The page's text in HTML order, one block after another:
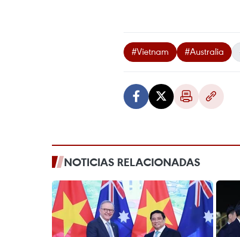
#Vietnam #Australia
NOTICIAS RELACIONADAS